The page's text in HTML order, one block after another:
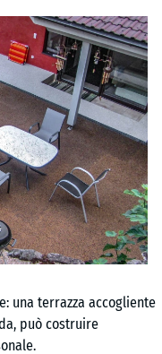
una terrazza accogliente
può costruire